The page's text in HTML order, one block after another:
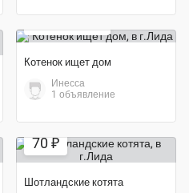
Котенок ищет дом
Инесса
1 объявление
70 ₽
Шотландские котята